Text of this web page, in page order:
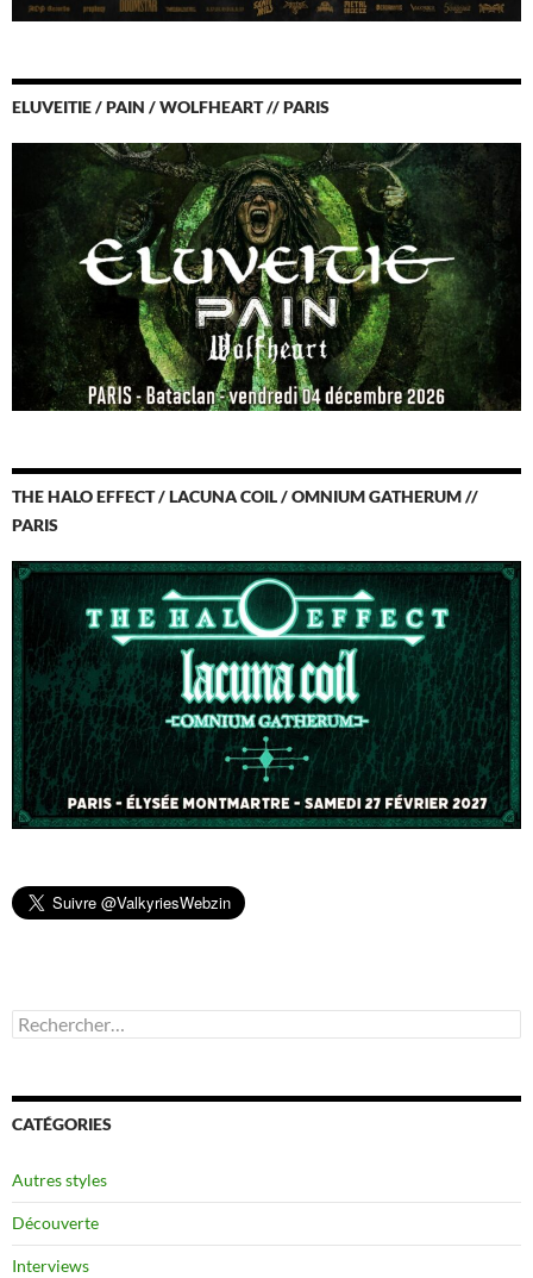
ELUVEITIE / PAIN / WOLFHEART // PARIS
THE HALO EFFECT / LACUNA COIL / OMNIUM GATHERUM //
PARIS
Rechercher :
CATÉGORIES
Autres styles
Découverte
Interviews